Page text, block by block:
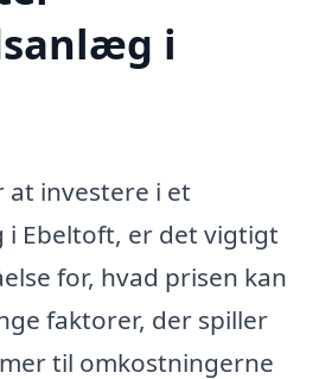
i
at investere i et
Ebeltoft, er det vigtigt
for, hvad prisen kan
faktorer, der spiller
til omkostningerne